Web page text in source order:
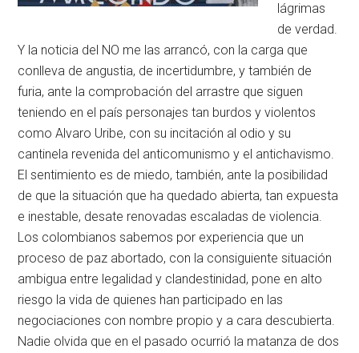
lágrimas
de verdad.
Y la noticia del NO me las arrancó, con la carga que
conlleva de angustia, de incertidumbre, y también de
furia, ante la comprobación del arrastre que siguen
teniendo en el país personajes tan burdos y violentos
como Alvaro Uribe, con su incitación al odio y su
cantinela revenida del anticomunismo y el antichavismo.
El sentimiento es de miedo, también, ante la posibilidad
de que la situación que ha quedado abierta, tan expuesta
e inestable, desate renovadas escaladas de violencia.
Los colombianos sabemos por experiencia que un
proceso de paz abortado, con la consiguiente situación
ambigua entre legalidad y clandestinidad, pone en alto
riesgo la vida de quienes han participado en las
negociaciones con nombre propio y a cara descubierta.
Nadie olvida que en el pasado ocurrió la matanza de dos